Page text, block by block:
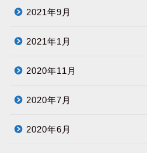
2021年9月
2021年1月
2020年11月
2020年7月
2020年6月